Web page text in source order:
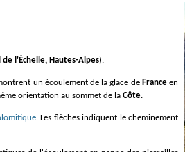
de l'Échelle, Hautes-Alpes).
un écoulement de la glace de Franceen
orientation au sommet de la Côte.
. Les flèches indiquent le cheminement